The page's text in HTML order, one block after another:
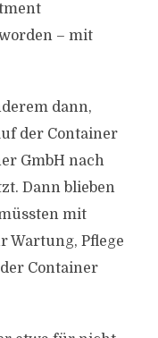
– mit
dann,
der Container
GmbH nach
Dann blieben
mit
Wartung, Pflege
Container